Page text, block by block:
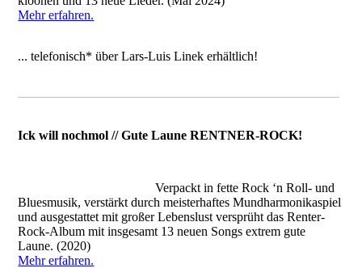
Mehr erfahren.
... telefonisch* über Lars-Luis Linek erhältlich!
Ick will nochmol // Gute Laune RENTNER-ROCK!
Verpackt in fette Rock ‘n Roll- und
Bluesmusik, verstärkt durch meisterhaftes Mundharmonikaspiel
und ausgestattet mit großer Lebenslust versprüht das Renter-
Rock-Album mit insgesamt 13 neuen Songs extrem gute
Laune. (2020)
Mehr erfahren.